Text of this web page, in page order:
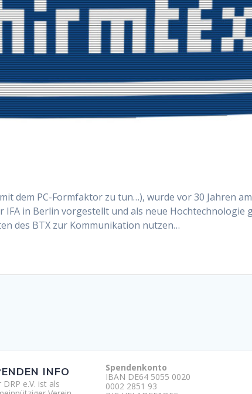
dem PC-Formfaktor zu tun…), wurde vor 30 Jahren
in Berlin vorgestellt und als neue Hochtechnologie
des BTX zur Kommunikation nutzen…
INFO
DRP e.V. ist als
Spendenkonto
IBAN DE64 5055 0020
0002 2851 93